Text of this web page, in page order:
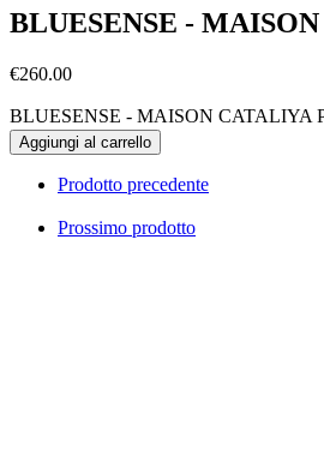
BLUESENSE -
€260.00
BLUESENSE - MAISON CATALIYA
Aggiungi al carrello
Prodotto precedente
Prossimo prodotto